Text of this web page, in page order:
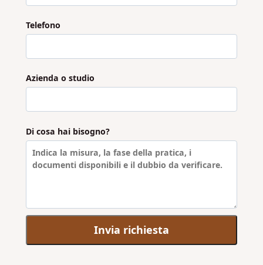
Telefono
Azienda o studio
Di cosa hai bisogno?
Invia richiesta